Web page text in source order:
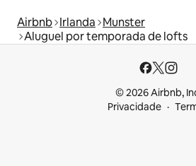
Airbnb Irlanda Munster
Aluguel por temporada de lofts
© 2026 Airbnb,
Privacidade